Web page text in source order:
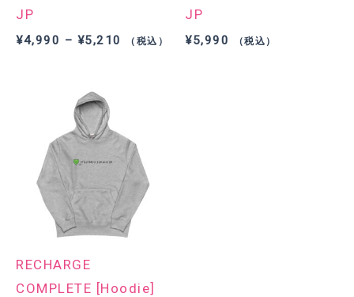
JP
¥4,990 – ¥5,210 価（税込）
JP
¥5,990 （税込）
RECHARGE
COMPLETE [Hoodie]